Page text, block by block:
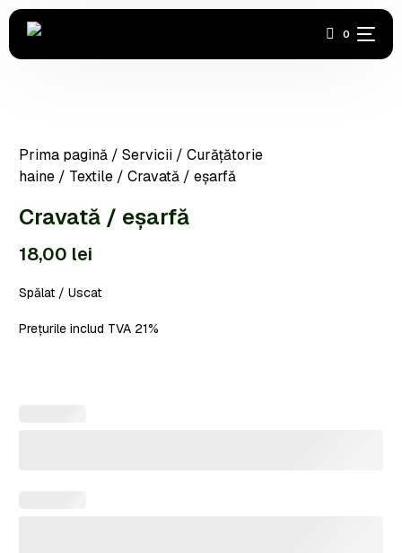
0
Prima pagină /Servicii /Curățătorie
haine / Textile / Cravată / eșarfă
Cravată / eșarfă
18,00 lei
Spălat / Uscat
Prețurile includ TVA 21%
Covoare
Haine
Industrială
Încălțăminte
Abonamente